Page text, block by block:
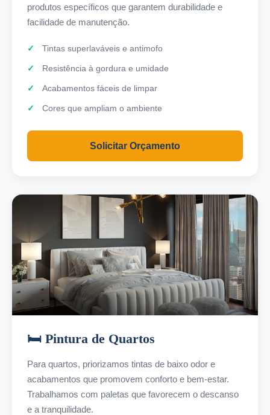
produtos específicos que garantem durabilidade e
facilidade de manutenção.
Tintas superlaváveis e antimofo
Resistência à gordura e umidade
Acabamentos fáceis de limpar
Cores que ampliam o ambiente
Solicitar Orçamento
🛏️ Pintura de Quartos
Para quartos, priorizamos tintas de baixo odor e
acabamentos que promovem conforto e bem-estar.
Trabalhamos com paletas que favorecem o descanso
e a tranquilidade.